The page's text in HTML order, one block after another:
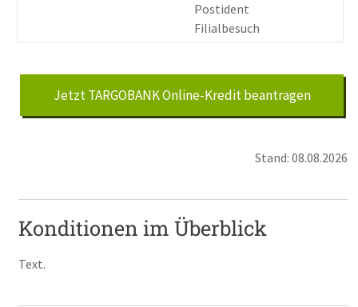
Postident
Filialbesuch
Jetzt TARGOBANK Online-Kredit beantragen
Stand: 08.08.2026
Konditionen im Überblick
Text.